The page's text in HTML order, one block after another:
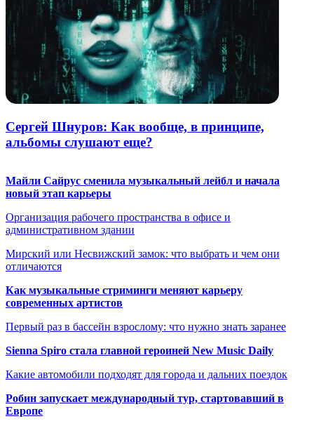
Сергей Шнуров: Как вообще, в принципе,
альбомы слушают еще?
Майли Сайрус сменила музыкальный лейбл и начала
новый этап карьеры
Организация рабочего пространства в офисе и
административном здании
Мирский или Несвижский замок: что выбрать и чем они
отличаются
Как музыкальные стриминги меняют карьеру
современных артистов
Первый раз в бассейн взрослому: что нужно знать заранее
Sienna Spiro стала главной героиней New Music Daily
Какие автомобили подходят для города и дальних поездок
Робин запускает международный тур, стартовавший в
Европе